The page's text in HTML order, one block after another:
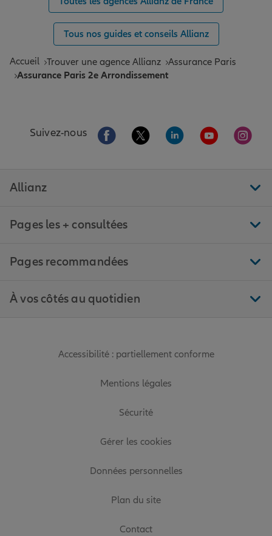
Tous nos guides et conseils Allianz
Accueil Trouver une agence Allianz Assurance Paris
Assurance Paris 2e Arrondissement
Suivez-nous Aller sur la page Facebook de Allianz
Aller sur la page Twitter de
Aller sur la page
Aller sur la
Aller
Allianz
Pages les + consultées
Pages recommandées
À vos côtés au quotidien
Accessibilité : partiellement conforme
Mentions légales
Sécurité
Gérer les cookies
Données personnelles
Plan du site
Contact